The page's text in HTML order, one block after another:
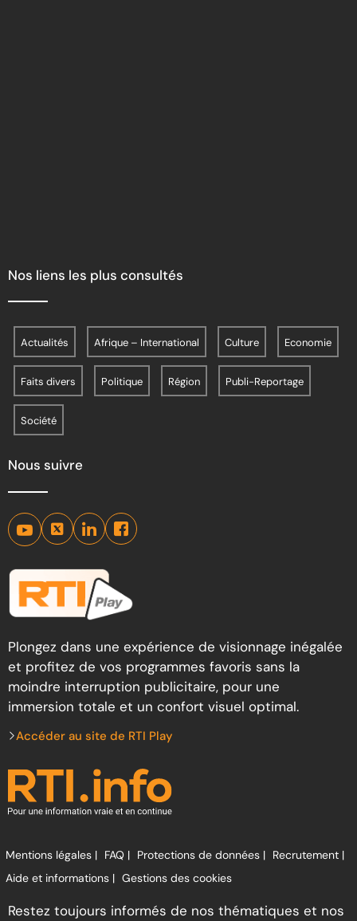
Nos liens les plus consultés
Actualités Afrique – International Culture Economie
Faits divers Politique Région Publi-Reportage
Société
Nous suivre
Plongez dans une expérience de visionnage inégalée
et profitez de vos programmes favoris sans la
moindre interruption publicitaire, pour une
immersion totale et un confort visuel optimal.
Accéder au site de RTI Play
Mentions légales | FAQ | Protections de données | Recrutement |
Aide et informations | Gestions des cookies
Restez toujours informés de nos thématiques et nos